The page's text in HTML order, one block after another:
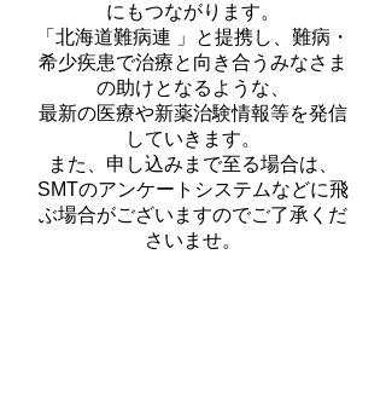
にもつながります。
「北海道難病連 」と提携し、難病・
希少疾患で治療と向き合うみなさま
の助けとなるような、
最新の医療や新薬治験情報等を発信
していきます。
また、申し込みまで至る場合は、
SMTのアンケートシステムなどに飛
ぶ場合がございますのでご了承くだ
さいませ。